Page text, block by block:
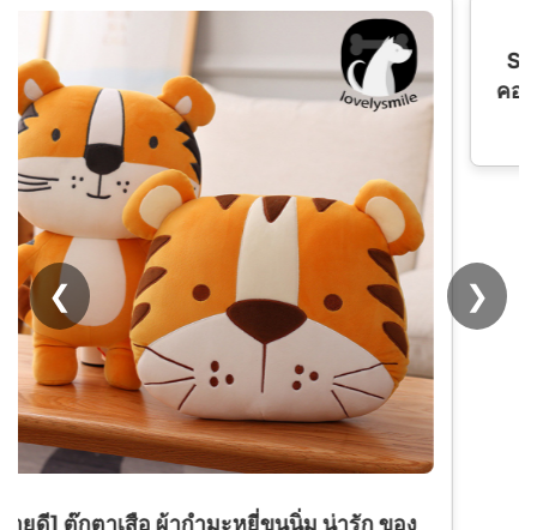
SY1 Jujutsu Kaisen Hoodie Jacket Satoru
คอสเพลย์เครื่องแต่งกายเสื้อแขนยาว Tops Coat
Hooded Casual Itadori Hallowe
❮ ❯